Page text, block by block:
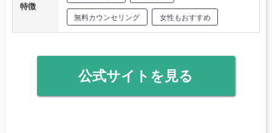
特徴
無料カウンセリング 女性もおすすめ
公式サイトを見る